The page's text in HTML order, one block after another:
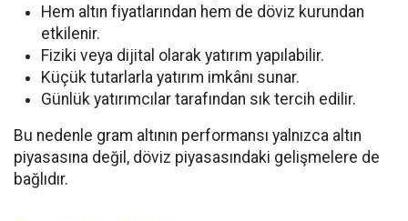
Hem altın fiyatlarından hem de döviz kurundan
etkilenir.
Fiziki veya dijital olarak yatırım yapılabilir.
Küçük tutarlarla yatırım imkânı sunar.
Günlük yatırımcılar tarafından sık tercih edilir.
Bu nedenle gram altının performansı yalnızca altın
piyasasına değil, döviz piyasasındaki gelişmelere de
bağlıdır.